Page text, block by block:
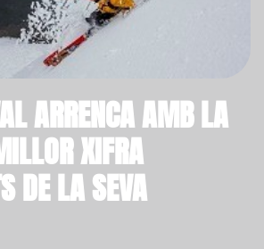
ARRENCA AMB LA
XIFRA
DE LA SEVA